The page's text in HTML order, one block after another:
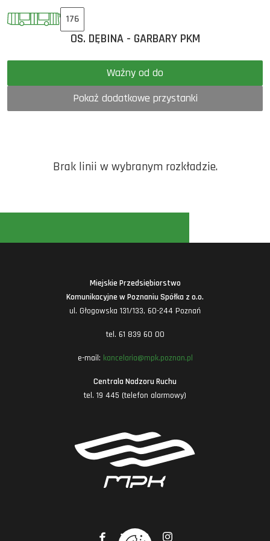
176
OS. DĘBINA - GARBARY PKM
Ważny od do
Pokaż dodatkowe przystanki
Brak linii w wybranym rozkładzie.
Miejskie Przedsiębiorstwo
Komunikacyjne w Poznaniu Spółka z o.o.
ul. Głogowska 131/133, 60-244 Poznań
tel. 61 839 60 00
e-mail: kancelaria@mpk.poznan.pl
Centrala Nadzoru Ruchu
tel. 19 445 (telefon alarmowy)